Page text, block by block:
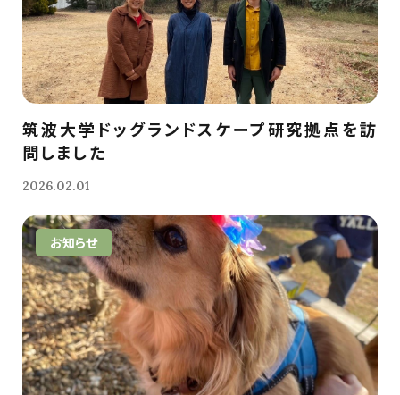
筑波大学ドッグランドスケープ研究拠点を訪
問しました
2026.02.01
お知らせ